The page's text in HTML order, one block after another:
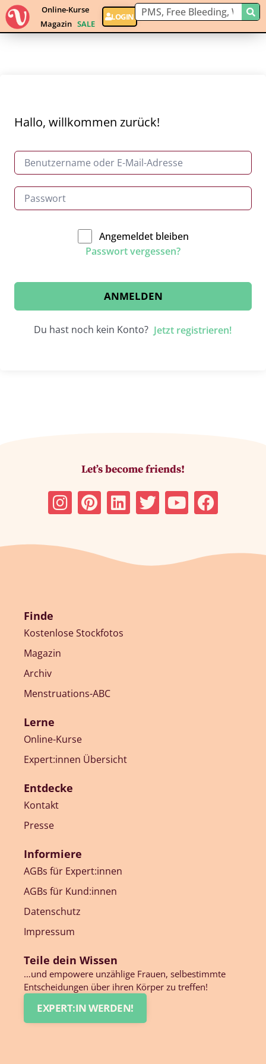
Online-Kurse
Magazin SALE
LOGIN
Hallo, willkommen zurück!
Angemeldet bleiben
Passwort vergessen?
ANMELDEN
Du hast noch kein Konto? Jetzt registrieren!
Let’s become friends!
Finde
Kostenlose Stockfotos
Magazin
Archiv
Menstruations-ABC
Lerne
Online-Kurse
Expert:innen Übersicht
Entdecke
Kontakt
Presse
Informiere
AGBs für Expert:innen
AGBs für Kund:innen
Datenschutz
Impressum
Teile dein Wissen
…und empowere unzählige Frauen, selbestimmte
Entscheidungen über ihren Körper zu treffen!
EXPERT:IN WERDEN!